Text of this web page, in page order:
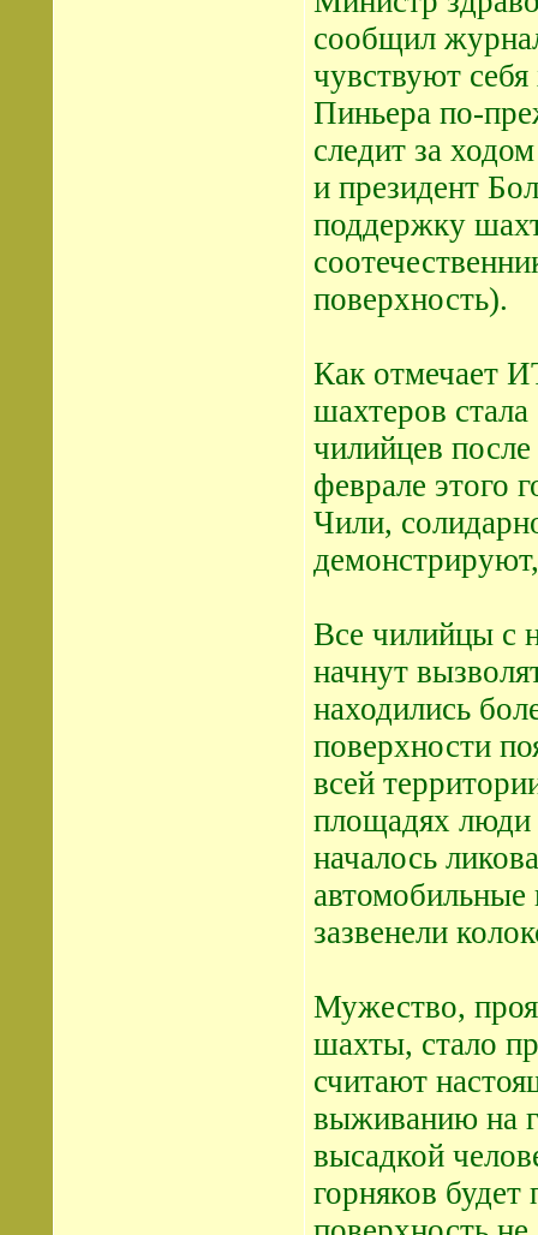
сообщил
чувствуют
Пиньера по-
следит за
и президент
поддержку
поверхность).
Как отмечает
шахтеров
чилийцев
феврале этого
Чили,
Все чилийцы с
начнут
находились
поверхности
всей
площадях люди
началось
автомобильные
зазвенели
Мужество,
шахты, стало
считают
выживанию на
высадкой
горняков